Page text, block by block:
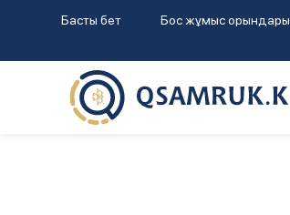
Басты бет Бос жұмыс орындары